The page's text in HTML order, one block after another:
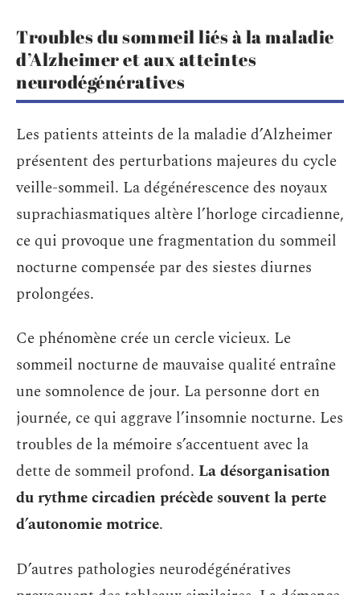
Troubles du sommeil liés à la maladie
d’Alzheimer et aux atteintes
neurodégénératives
Les patients atteints de la maladie d’Alzheimer
présentent des perturbations majeures du cycle
veille-sommeil. La dégénérescence des noyaux
suprachiasmatiques altère l’horloge circadienne,
ce qui provoque une fragmentation du sommeil
nocturne compensée par des siestes diurnes
prolongées.
Ce phénomène crée un cercle vicieux. Le
sommeil nocturne de mauvaise qualité entraîne
une somnolence de jour. La personne dort en
journée, ce qui aggrave l’insomnie nocturne. Les
troubles de la mémoire s’accentuent avec la
dette de sommeil profond. La désorganisation
du rythme circadien précède souvent la perte
d’autonomie motrice.
D’autres pathologies neurodégénératives